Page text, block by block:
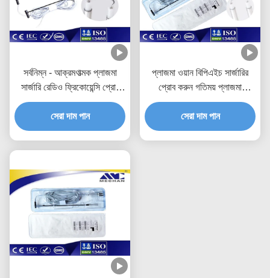
সর্বনিম্ন - আক্রমণাত্মক প্লাজমা
সার্জারি রেডিও ফ্রিকোয়েন্সি প্রোব
বাইপোলার টিআরপি
সেরা দাম পান
প্লাজমা ওয়ান বিপিএইচ সার্জারির
প্রোব করুন গতিময় প্লাজমা
বাইপোলার টিআরপি
সেরা দাম পান